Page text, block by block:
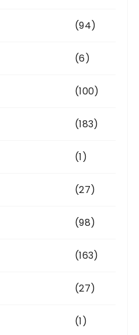
(94)
(6)
(100)
(183)
(1)
(27)
(98)
(163)
(27)
(1)